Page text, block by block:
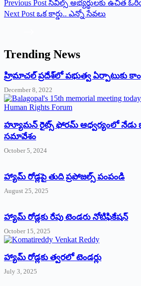
Previous Post సివిల్స్ అభ్యర్థులకు ఉచిత
Next Post ఒక కార్డు.. ఎన్నో సేవలు
Trending News
‌హ్రిమాచల్‌ ‌ప్రదేశ్‌లో పభుత్వ ఏర్పాటుకు
December 8, 2022
హ్యూమన్‌ రైట్స్‌ ఫోరమ్‌ ఆధ్వర్యంలో నేడు
సమావేశం
October 5, 2024
హ్యామ్‌ రోడ్లపై తుది ప్రపోజల్స్‌ పంపండి
August 25, 2025
హ్యామ్‌ రోడ్లకు రేపు టెండరు నోటిఫికేషన్‌
October 15, 2025
హ్యామ్‌ రోడ్లకు త్వరలో టెండర్లు
July 3, 2025